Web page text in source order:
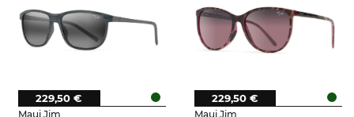
Maui Jim
229,50 €
Maui Jim
229,50 €